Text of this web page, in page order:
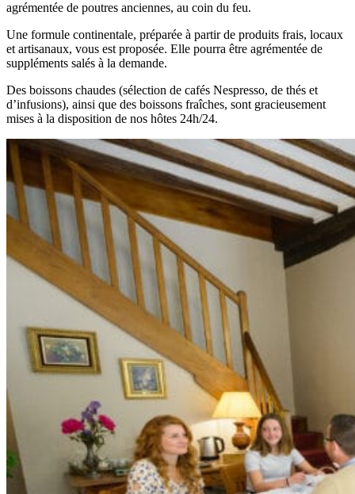
agrémentée de poutres anciennes, au coin du feu.
Une formule continentale, préparée à partir de produits frais, locaux
et artisanaux, vous est proposée. Elle pourra être agrémentée de
suppléments salés à la demande.
Des boissons chaudes (sélection de cafés Nespresso, de thés et
d’infusions), ainsi que des boissons fraîches, sont gracieusement
mises à la disposition de nos hôtes 24h/24.